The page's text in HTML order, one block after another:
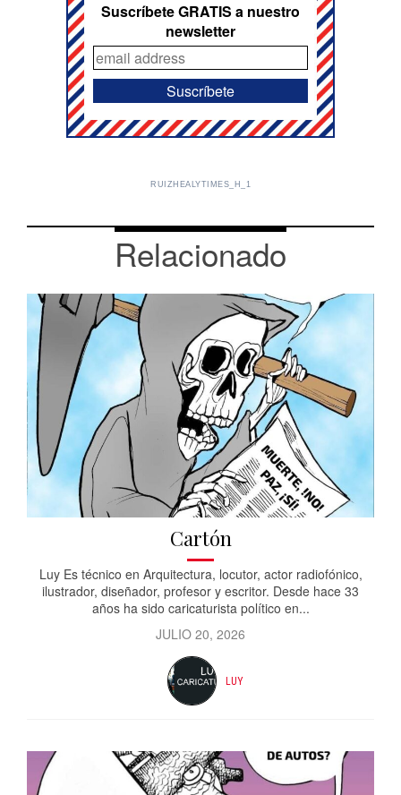
Suscríbete GRATIS a nuestro
newsletter
RUIZHEALYTIMES_H_1
Relacionado
Cartón
Luy Es técnico en Arquitectura, locutor, actor radiofónico,
ilustrador, diseñador, profesor y escritor. Desde hace 33
años ha sido caricaturista político en...
JULIO 20, 2026
LUY